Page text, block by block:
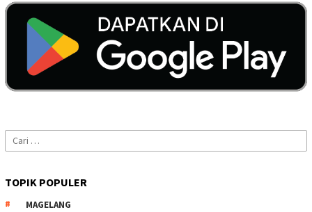
Cari
untuk:
TOPIK POPULER
MAGELANG